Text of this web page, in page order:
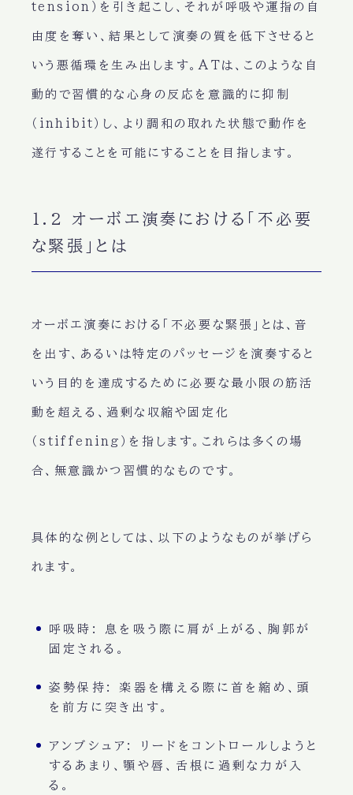
tension）を引き起こし、それが呼吸や運指の自
由度を奪い、結果として演奏の質を低下させると
いう悪循環を生み出します。ATは、このような自
動的で習慣的な心身の反応を意識的に抑制
（inhibit）し、より調和の取れた状態で動作を
遂行することを可能にすることを目指します。
1.2 オーボエ演奏における「不必要
な緊張」とは
オーボエ演奏における「不必要な緊張」とは、音
を出す、あるいは特定のパッセージを演奏すると
いう目的を達成するために必要な最小限の筋活
動を超える、過剰な収縮や固定化
（stiffening）を指します。これらは多くの場
合、無意識かつ習慣的なものです。
具体的な例としては、以下のようなものが挙げら
れます。
呼吸時:
息を吸う際に肩が上がる、胸郭が
固定される。
姿勢保持:
楽器を構える際に首を縮め、頭
を前方に突き出す。
アンブシュア:
リードをコントロールしようと
するあまり、顎や唇、舌根に過剰な力が入
る。